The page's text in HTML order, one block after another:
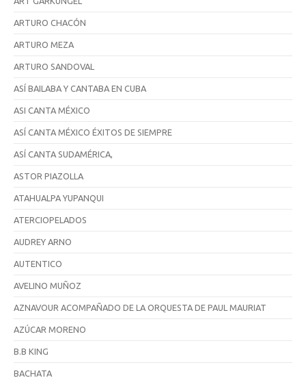
ARTURO CHACÓN
ARTURO MEZA
ARTURO SANDOVAL
ASÍ BAILABA Y CANTABA EN CUBA
ASI CANTA MÉXICO
ASÍ CANTA MÉXICO ÉXITOS DE SIEMPRE
ASÍ CANTA SUDAMÉRICA,
ASTOR PIAZOLLA
ATAHUALPA YUPANQUI
ATERCIOPELADOS
AUDREY ARNO
AUTENTICO
AVELINO MUÑOZ
AZNAVOUR ACOMPAÑADO DE LA ORQUESTA DE PAUL MAURIAT
AZÚCAR MORENO
B.B KING
BACHATA